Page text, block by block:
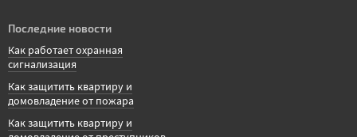
Последние новости
Как работает охранная
сигнализация
Как защитить квартиру и
домовладение от пожара
Как защитить квартиру и